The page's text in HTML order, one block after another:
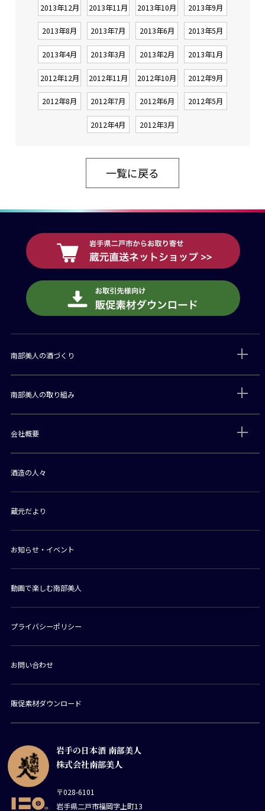
2013年12月 2013年11月 2013年10月 2013年9月
2013年8月 2013年7月 2013年6月 2013年5月
2013年4月 2013年3月 2013年2月 2013年1月
2012年12月 2012年11月 2012年10月 2012年9月
2012年8月 2012年7月 2012年6月 2012年5月
2012年4月 2012年3月
一覧に戻る
岩手の日本酒 南部美人
株式会社南部美人
〒028-6101
岩手県二戸市福岡字上町13
南部美人の酒づくり
南部美人の取り組み
会社概要
酒造の人々
蔵元だより
お知らせ・イベント
動画で楽しむ南部美人
プライバシーポリシー
お問い合わせ
販促素材ダウンロード